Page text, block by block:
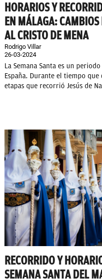
HORARIOS Y
EN MÁLAGA:
AL CRISTO DE MENA
Rodrigo Villar
26-03-2024
La Semana Santa es un
España. Durante el tiempo
etapas que recorrió Jesús de
RECORRIDO Y
SEMANA SANTA DEL